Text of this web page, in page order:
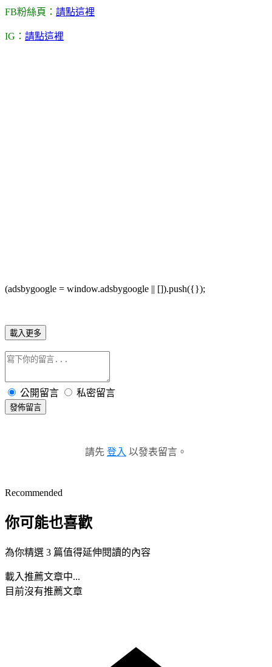
FB粉絲頁： 請點這裡
IG： 請點這裡
(adsbygoogle = window.adsbygoogle || []).push({});
載入更多
公開留言 私密留言
發佈留言
請先 登入 以發表留言。
Recommended
你可能也喜歡
為你精選 3 篇值得延伸閱讀的內容
載入推薦文章中...
目前沒有推薦文章